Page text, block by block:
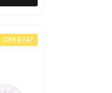
OFERTA!